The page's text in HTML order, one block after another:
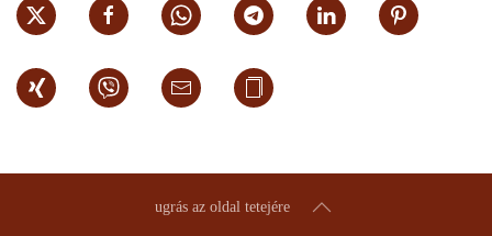
ugrás az oldal tetejére